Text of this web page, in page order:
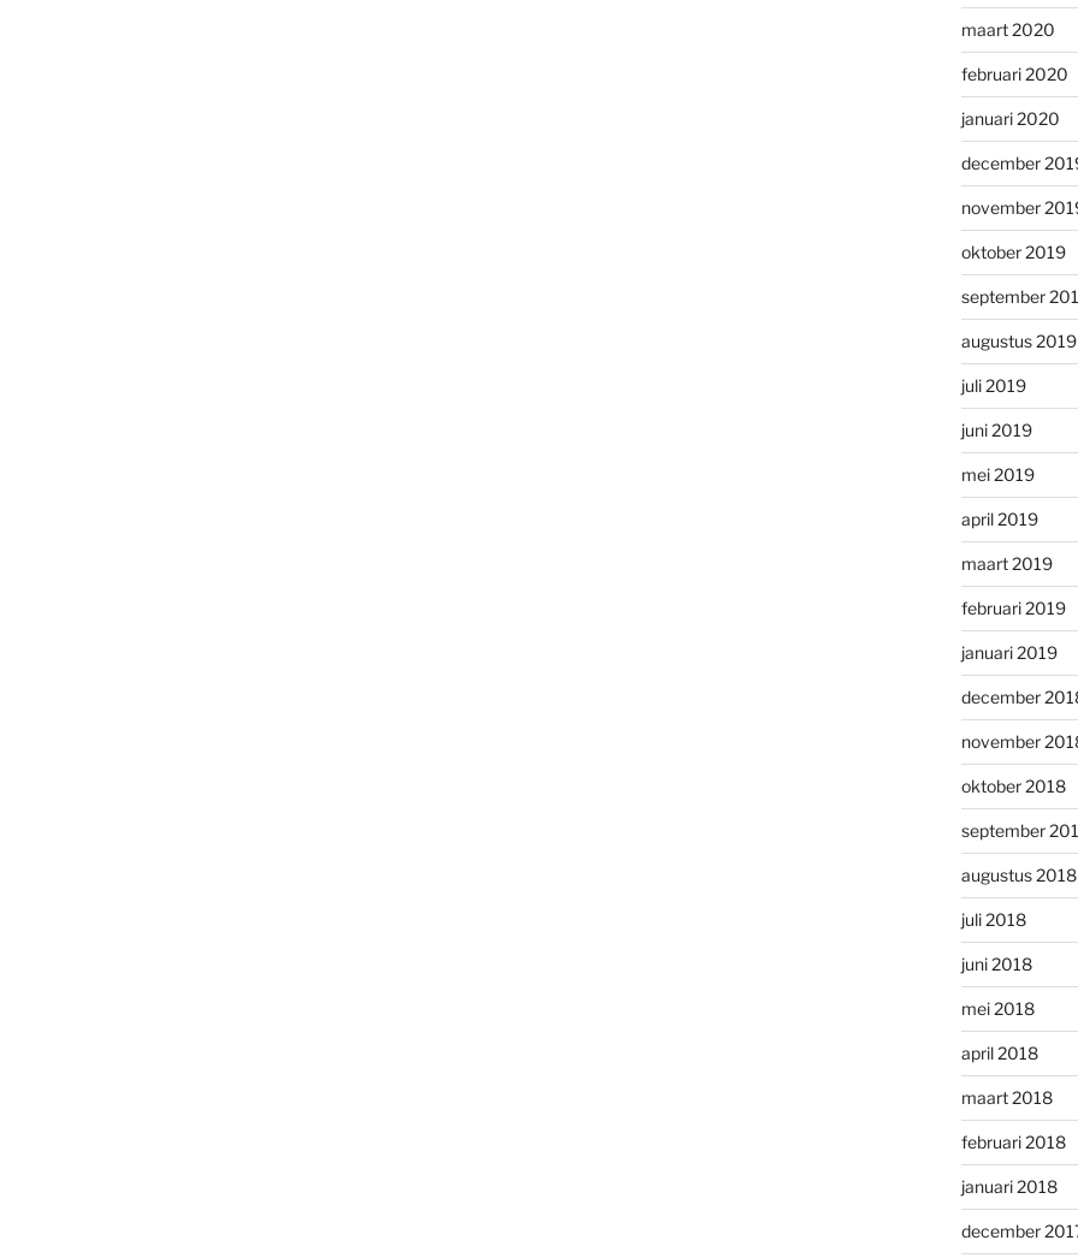
maart 2020
februari 2020
januari 2020
december
november
oktober 2019
september
augustus 2019
juli 2019
juni 2019
mei 2019
april 2019
maart 2019
februari 2019
januari 2019
december
november
oktober 2018
september
augustus 2018
juli 2018
juni 2018
mei 2018
april 2018
maart 2018
februari 2018
januari 2018
december